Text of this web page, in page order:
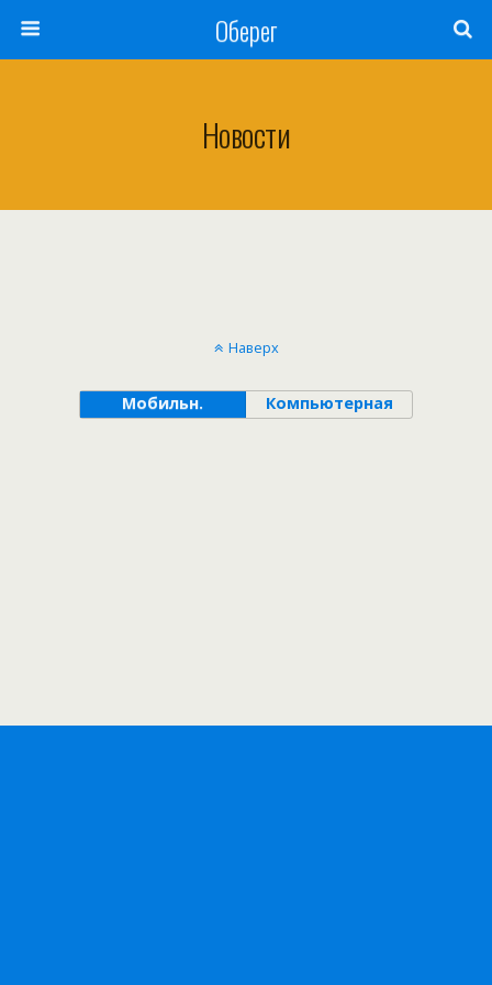
Оберег
Новости
Наверх
Мобильн. Компьютерная